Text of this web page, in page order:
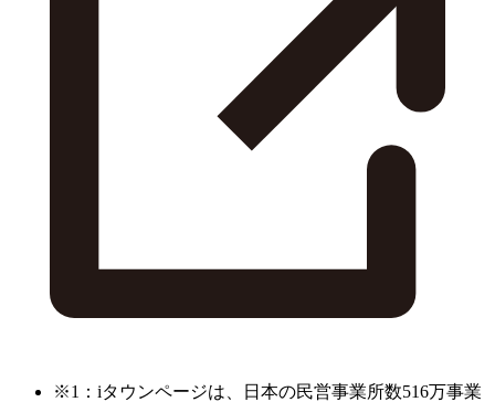
※1：iタウンページは、日本の民営事業所数516万事業